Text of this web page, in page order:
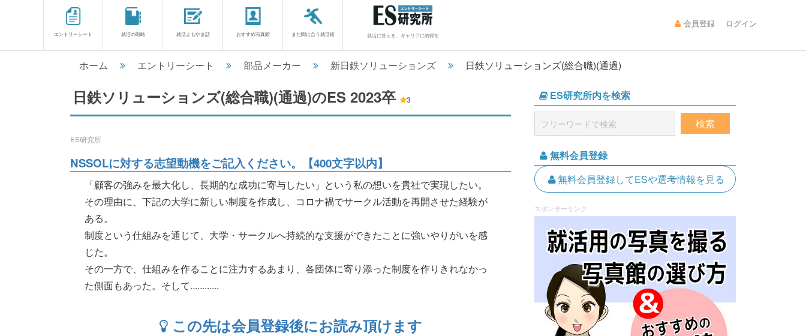
エントリーシート 就活の戦略 就活よもやま話 おすすめ写真館 まだ間に合う就活術 就活に答えを、キャリアに納得を
会員登録 ログイン
ホーム エントリーシート 部品メーカー 新日鉄ソリューションズ 日鉄ソリューションズ(総合職)(通過)
日鉄ソリューションズ(総合職)(通過)のES 2023卒 3
ES研究所
NSSOLに対する志望動機をご記入ください。【400文字以内】
「顧客の強みを最大化し、長期的な成功に寄与したい」という私の想いを貴社で実現したい。
その理由に、下記の大学に新しい制度を作成し、コロナ禍でサークル活動を再開させた経験が
ある。
制度という仕組みを通じて、大学・サークルへ持続的な支援ができたことに強いやりがいを感
じた。
その一方で、仕組みを作ることに注力するあまり、各団体に寄り添った制度を作りきれなかっ
た側面もあった。そして............
この先は会員登録後にお読み頂けます
ES研究所内を検索
無料会員登録
無料会員登録してESや選考情報を見る
スポンサーリンク